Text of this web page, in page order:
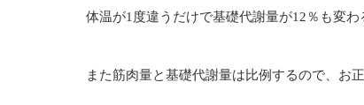
体温が1度違うだけで基礎代謝量が12％も変
また筋肉量と基礎代謝量は比例するので、お